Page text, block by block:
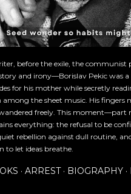
before the exile, the communist
and irony—Borislav Pekic was a
for his mother while secretly
among the sheet music. His fingers
freely. This moment—part
everything: the refusal to be
rebellion against dull routine,
to let ideas breathe.
ARREST BIOGRAPHY